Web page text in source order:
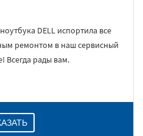
DELL испортила все
ремонтом в наш сервисный
Всегда рады вам.